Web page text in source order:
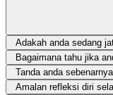
Adakah anda sedang
Bagaimana tahu jika
Tanda anda
Amalan refleksi diri